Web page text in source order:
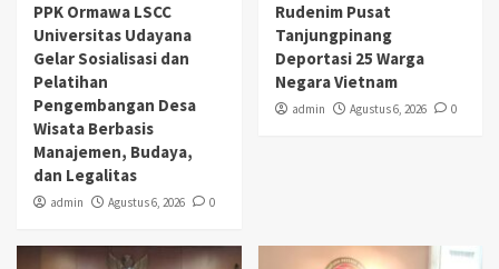
PPK Ormawa LSCC
Universitas Udayana
Gelar Sosialisasi dan
Pelatihan
Pengembangan Desa
Wisata Berbasis
Manajemen, Budaya,
dan Legalitas
admin Agustus 6, 2026 0
Rudenim Pusat
Tanjungpinang
Deportasi 25 Warga
Negara Vietnam
admin Agustus 6, 2026 0